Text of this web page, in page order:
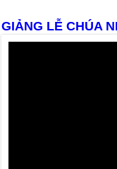
GIẢNG LỄ CHÚA